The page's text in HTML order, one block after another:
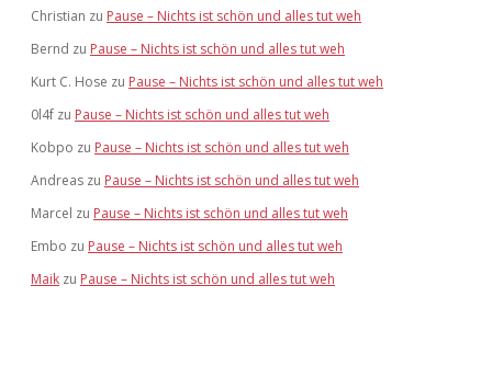
Christian zu Pause – Nichts ist schön und alles tut weh
Bernd zu Pause – Nichts ist schön und alles tut weh
Kurt C. Hose zu Pause – Nichts ist schön und alles tut weh
0l4f zu Pause – Nichts ist schön und alles tut weh
Kobpo zu Pause – Nichts ist schön und alles tut weh
Andreas zu Pause – Nichts ist schön und alles tut weh
Marcel zu Pause – Nichts ist schön und alles tut weh
Embo zu Pause – Nichts ist schön und alles tut weh
Maik zu Pause – Nichts ist schön und alles tut weh